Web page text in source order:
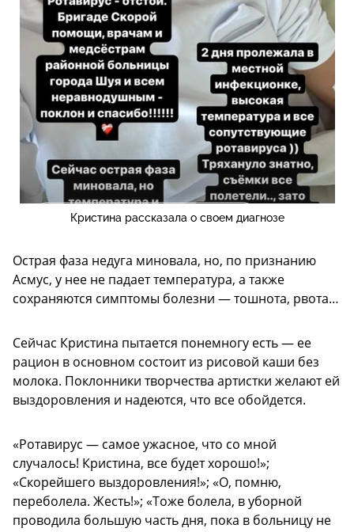
Кристина рассказала о своем диагнозе
Острая фаза недуга миновала, но, по признанию
Асмус, у нее не падает температура, а также
сохраняются симптомы болезни — тошнота, рвота…
Сейчас Кристина пытается понемногу есть — ее
рацион в основном состоит из рисовой каши без
молока. Поклонники творчества артистки желают ей
выздоровления и надеются, что все обойдется.
«Ротавирус — самое ужасное, что со мной
случалось! Кристина, все будет хорошо!»;
«Скорейшего выздоровления!»; «О, помню,
переболела. Жесть!»; «Тоже болела, в уборной
проводила большую часть дня, пока в больницу не